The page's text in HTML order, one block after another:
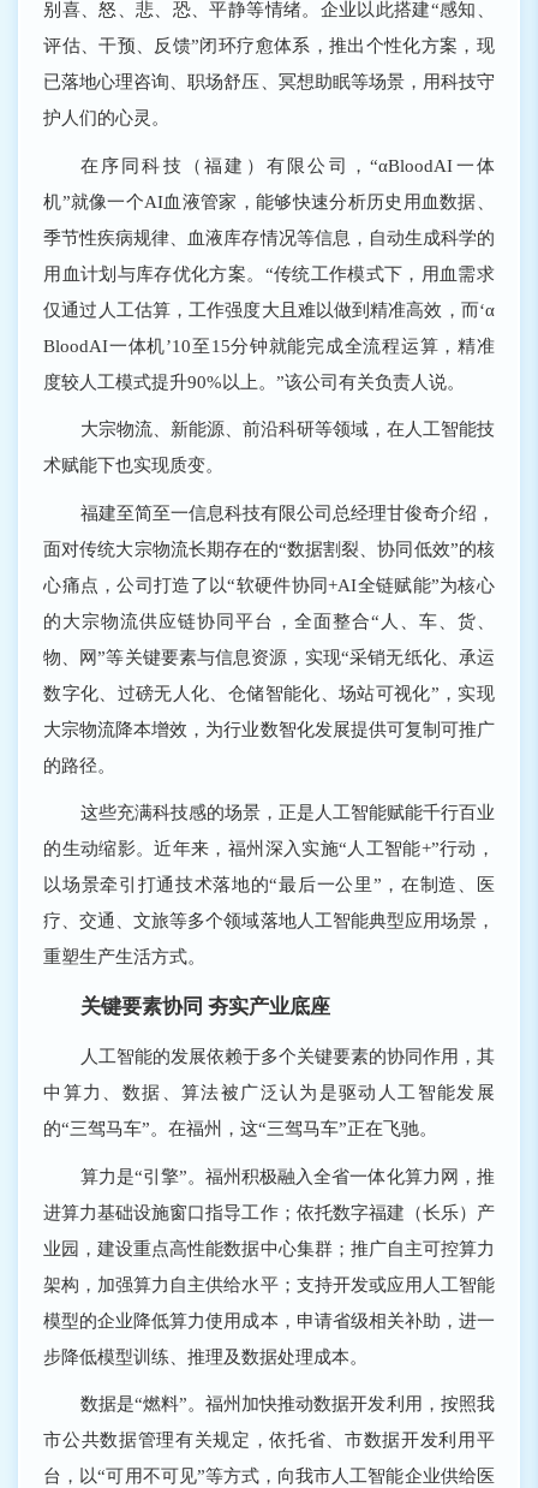
别喜、怒、悲、恐、平静等情绪。企业以此搭建“感知、
评估、干预、反馈”闭环疗愈体系，推出个性化方案，现
已落地心理咨询、职场舒压、冥想助眠等场景，用科技守
护人们的心灵。
在序同科技（福建）有限公司，“αBloodAI一体
机”就像一个AI血液管家，能够快速分析历史用血数据、
季节性疾病规律、血液库存情况等信息，自动生成科学的
用血计划与库存优化方案。“传统工作模式下，用血需求
仅通过人工估算，工作强度大且难以做到精准高效，而‘α
BloodAI一体机’10至15分钟就能完成全流程运算，精准
度较人工模式提升90%以上。”该公司有关负责人说。
大宗物流、新能源、前沿科研等领域，在人工智能技
术赋能下也实现质变。
福建至简至一信息科技有限公司总经理甘俊奇介绍，
面对传统大宗物流长期存在的“数据割裂、协同低效”的核
心痛点，公司打造了以“软硬件协同+AI全链赋能”为核心
的大宗物流供应链协同平台，全面整合“人、车、货、
物、网”等关键要素与信息资源，实现“采销无纸化、承运
数字化、过磅无人化、仓储智能化、场站可视化”，实现
大宗物流降本增效，为行业数智化发展提供可复制可推广
的路径。
这些充满科技感的场景，正是人工智能赋能千行百业
的生动缩影。近年来，福州深入实施“人工智能+”行动，
以场景牵引打通技术落地的“最后一公里”，在制造、医
疗、交通、文旅等多个领域落地人工智能典型应用场景，
重塑生产生活方式。
关键要素协同 夯实产业底座
人工智能的发展依赖于多个关键要素的协同作用，其
中算力、数据、算法被广泛认为是驱动人工智能发展
的“三驾马车”。在福州，这“三驾马车”正在飞驰。
算力是“引擎”。福州积极融入全省一体化算力网，推
进算力基础设施窗口指导工作；依托数字福建（长乐）产
业园，建设重点高性能数据中心集群；推广自主可控算力
架构，加强算力自主供给水平；支持开发或应用人工智能
模型的企业降低算力使用成本，申请省级相关补助，进一
步降低模型训练、推理及数据处理成本。
数据是“燃料”。福州加快推动数据开发利用，按照我
市公共数据管理有关规定，依托省、市数据开发利用平
台，以“可用不可见”等方式，向我市人工智能企业供给医